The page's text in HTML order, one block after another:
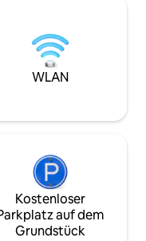
sonnigen
unseren
und Handtücher
sogar Kaffee/
WLAN
Kostenloser
auf dem
Grundstück